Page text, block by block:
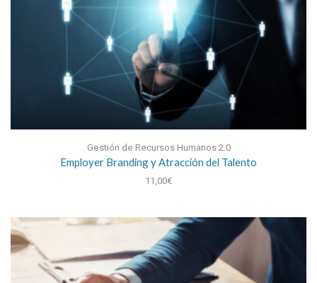
Gestión de Recursos Humanos 2.0
Employer Branding y Atracción del Talento
11,00€